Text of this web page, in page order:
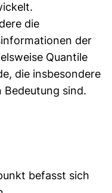
die
der
Quantile
die insbesondere
Bedeutung sind.
befasst sich